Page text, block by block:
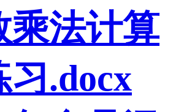
乘法计算
习.docx